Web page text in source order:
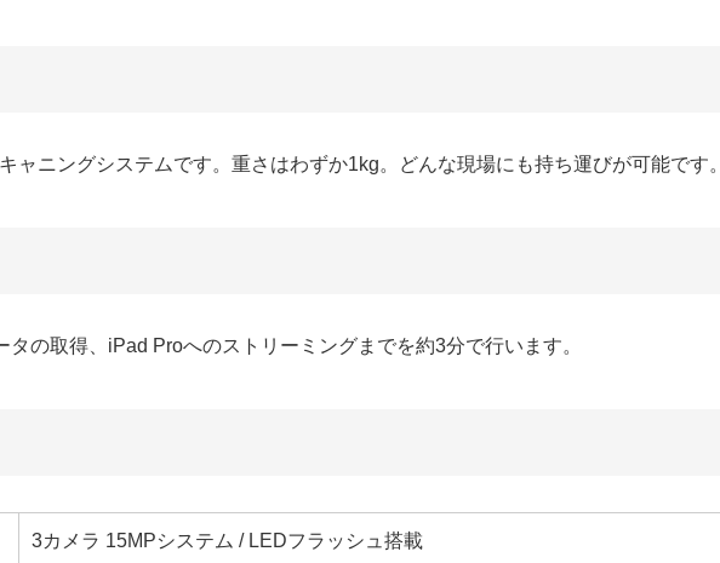
ャニングシステムです。重さはわずか1kg。どんな現場にも持ち運びが可能です。
の取得、iPad Proへのストリーミングまでを約3分で行います。
3カメラ 15MPシステム / LEDフラッシュ搭載